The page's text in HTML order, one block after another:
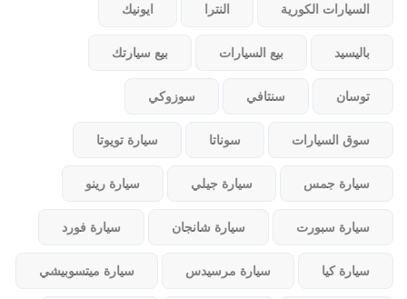
السيارات الكورية النترا ايونيك
باليسيد بيع السيارات بيع سيارتك
توسان سنتافي سوزوكي
سوق السيارات سوناتا سيارة تويوتا
سيارة جمس سيارة جيلي سيارة رينو
سيارة سبورت سيارة شانجان سيارة فورد
سيارة كيا سيارة مرسيدس سيارة ميتسوبيشي